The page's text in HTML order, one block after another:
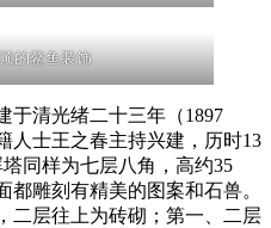
的鳌鱼装饰
于清光绪二十三年（1897
人士王之春主持兴建，历时13
同样为七层八角，高约35
雕刻有精美的图案和石兽。
二层往上为砖砌；第一、二层